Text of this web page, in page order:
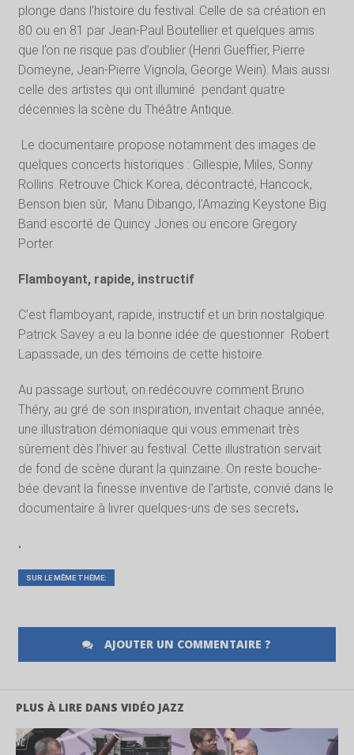
plonge dans l’histoire du festival. Celle de sa création en
80 ou en 81 par Jean-Paul Boutellier et quelques amis
que l’on ne risque pas d’oublier (Henri Gueffier, Pierre
Domeyne, Jean-Pierre Vignola, George Wein). Mais aussi
celle des artistes qui ont illuminé pendant quatre
décennies la scène du Théâtre Antique.
Le documentaire propose notamment des images de
quelques concerts historiques : Gillespie, Miles, Sonny
Rollins. Retrouve Chick Korea, décontracté, Hancock,
Benson bien sûr, Manu Dibango, l’Amazing Keystone Big
Band escorté de Quincy Jones ou encore Gregory
Porter.
Flamboyant, rapide, instructif
C’est flamboyant, rapide, instructif et un brin nostalgique.
Patrick Savey a eu la bonne idée de questionner Robert
Lapassade, un des témoins de cette histoire.
Au passage surtout, on redécouvre comment Bruno
Théry, au gré de son inspiration, inventait chaque année,
une illustration démoniaque qui vous emmenait très
sûrement dès l’hiver au festival. Cette illustration servait
de fond de scène durant la quinzaine. On reste bouche-
bée devant la finesse inventive de l’artiste, convié dans le
documentaire à livrer quelques-uns de ses secrets.
.
SUR LE MÊME THÈME:
AJOUTER UN COMMENTAIRE ?
PLUS À LIRE DANS VIDÉO JAZZ